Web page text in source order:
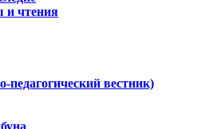
и чтения
вестник)